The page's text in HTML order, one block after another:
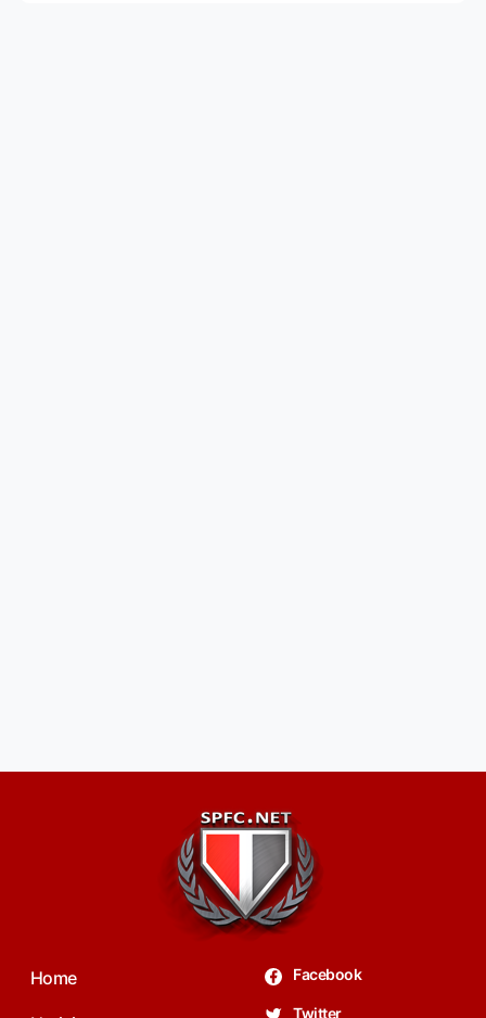
Home Facebook
Twitter